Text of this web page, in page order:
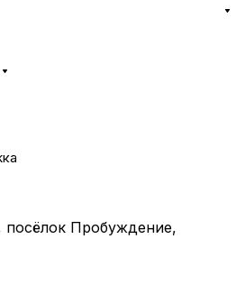
посёлок Пробуждение,